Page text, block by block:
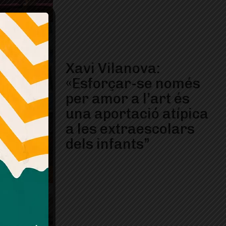
Xavi Vilanova:
«Esforçar-se només
per amor a l’art és
una aportació atípica
a les extraescolars
dels infants”